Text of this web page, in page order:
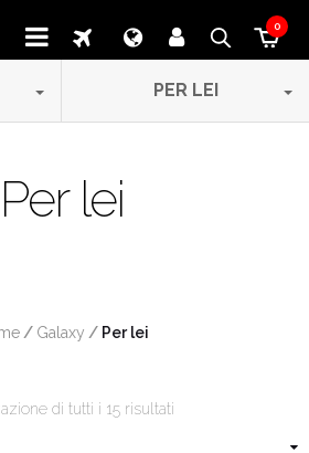
0
PER LEI
Per lei
/ Galaxy / Per lei
di tutti i 15 risultati